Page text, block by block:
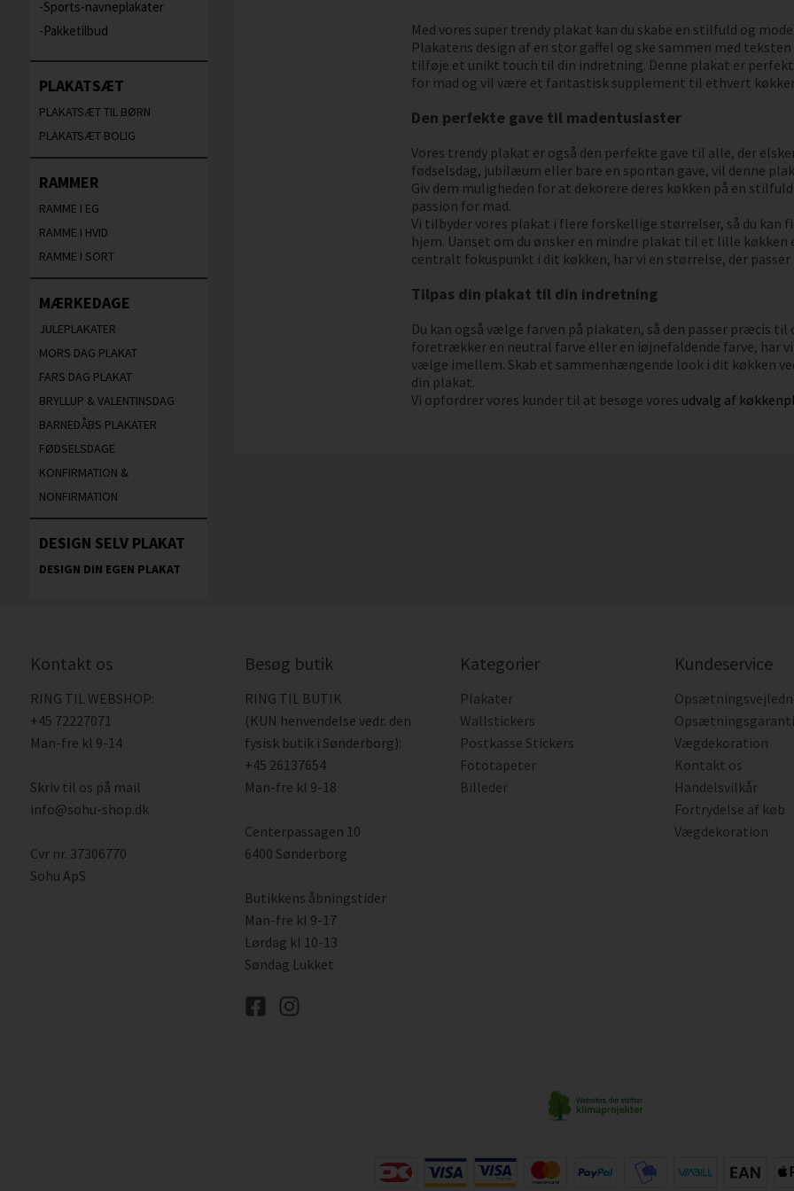
Sports-navneplakater
Pakketilbud
PLAKATSÆT
PLAKATSÆT TIL BØRN
PLAKATSÆT BOLIG
RAMMER
RAMME I EG
RAMME I HVID
RAMME I SORT
MÆRKEDAGE
JULEPLAKATER
MORS DAG PLAKAT
FARS DAG PLAKAT
BRYLLUP & VALENTINSDAG
BARNEDÅBS PLAKATER
FØDSELSDAGE
KONFIRMATION &
NONFIRMATION
DESIGN SELV PLAKAT
DESIGN DIN EGEN PLAKAT
Med vores super trendy plakat kan du skabe en stilfuld og
Plakatens design af en stor gaffel og ske sammen med
tilføje et unikt touch til din indretning. Denne plakat er
for mad og vil være et fantastisk supplement til ethvert
Den perfekte gave til madentusiaster
Vores trendy plakat er også den perfekte gave til alle, der
fødselsdag, jubilæum eller bare en spontan gave, vil denne
Giv dem muligheden for at dekorere deres køkken på en
passion for mad.
Vi tilbyder vores plakat i flere forskellige størrelser, så du kan
hjem. Uanset om du ønsker en mindre plakat til et lille
centralt fokuspunkt i dit køkken, har vi en størrelse, der passer
Tilpas din plakat til din indretning
Du kan også vælge farven på plakaten, så den passer præcis
foretrækker en neutral farve eller en iøjnefaldende farve, har
vælge imellem. Skab et sammenhængende look i dit køkken
din plakat.
Vi opfordrer vores kunder til at besøge vores udvalg af
Kontakt os
RING TIL WEBSHOP:
+45 72227071
Man-fre kl 9-14
Skriv til os på mail
info@sohu-shop.dk
Cvr nr. 37306770
Sohu ApS
Besøg butik
RING TIL BUTIK
(KUN henvendelse vedr. den
fysisk butik i Sønderborg):
+45 26137654
Man-fre kl 9-18
Centerpassagen 10
6400 Sønderborg
Butikkens åbningstider
Man-fre kl 9-17
Lørdag kl 10-13
Søndag Lukket
Kategorier
Plakater
Wallstickers
Postkasse Stickers
Fototapeter
Billeder
Kundeservice
Vægdekoration
Kontakt os
Handelsvilkår
Fortrydelse af køb
Vægdekoration